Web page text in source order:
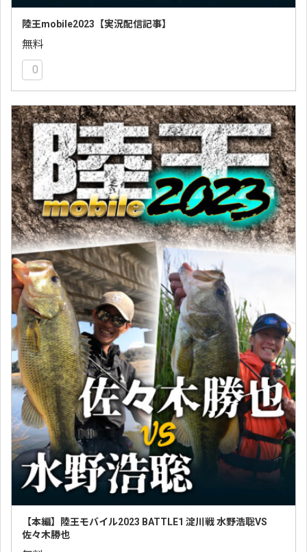
陸王mobile2023【実況配信記事】
無料
0
【本編】陸王モバイル2023 BATTLE1 淀川戦 水野浩聡VS
佐々木勝也